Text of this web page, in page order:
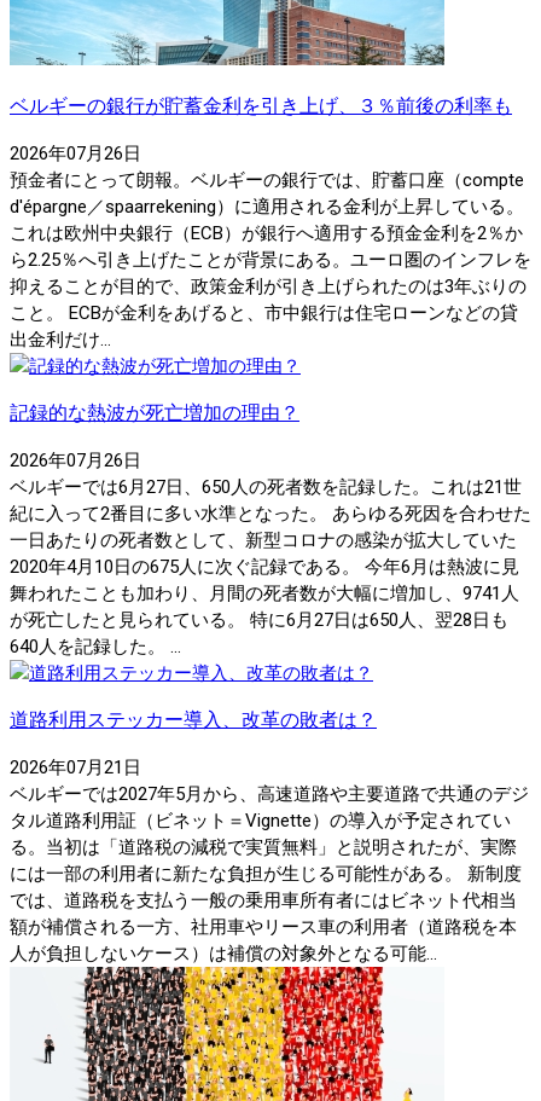
ベルギーの銀行が貯蓄金利を引き上げ、３％前後の利率も
2026年07月26日
預金者にとって朗報。ベルギーの銀行では、貯蓄口座（compte
d'épargne／spaarrekening）に適用される金利が上昇している。
これは欧州中央銀行（ECB）が銀行へ適用する預金金利を2％か
ら2.25％へ引き上げたことが背景にある。ユーロ圏のインフレを
抑えることが目的で、政策金利が引き上げられたのは3年ぶりの
こと。 ECBが金利をあげると、市中銀行は住宅ローンなどの貸
出金利だけ...
記録的な熱波が死亡増加の理由？
2026年07月26日
ベルギーでは6月27日、650人の死者数を記録した。これは21世
紀に入って2番目に多い水準となった。 あらゆる死因を合わせた
一日あたりの死者数として、新型コロナの感染が拡大していた
2020年4月10日の675人に次ぐ記録である。 今年6月は熱波に見
舞われたことも加わり、月間の死者数が大幅に増加し、9741人
が死亡したと見られている。 特に6月27日は650人、翌28日も
640人を記録した。 ...
道路利用ステッカー導入、改革の敗者は？
2026年07月21日
ベルギーでは2027年5月から、高速道路や主要道路で共通のデジ
タル道路利用証（ビネット＝Vignette）の導入が予定されてい
る。当初は「道路税の減税で実質無料」と説明されたが、実際
には一部の利用者に新たな負担が生じる可能性がある。 新制度
では、道路税を支払う一般の乗用車所有者にはビネット代相当
額が補償される一方、社用車やリース車の利用者（道路税を本
人が負担しないケース）は補償の対象外となる可能...